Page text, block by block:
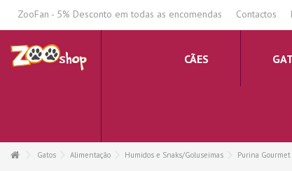
ZooFan - 5% Desconto em todas as encomendas Contactos
CÃES
Gatos Alimentação Humidos e Snaks/Goluseimas Purina